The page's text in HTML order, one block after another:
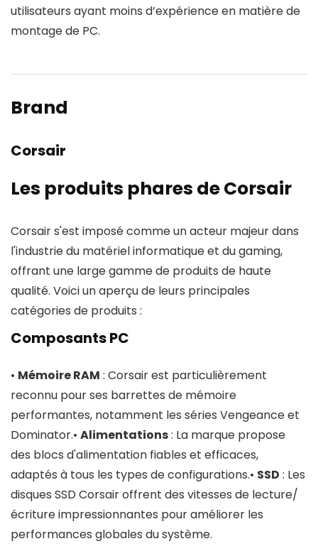
utilisateurs ayant moins d’expérience en matière de
montage de PC.
Brand
Corsair
Les produits phares de Corsair
Corsair s'est imposé comme un acteur majeur dans
l'industrie du matériel informatique et du gaming,
offrant une large gamme de produits de haute
qualité. Voici un aperçu de leurs principales
catégories de produits :
Composants PC
• Mémoire RAM : Corsair est particulièrement
reconnu pour ses barrettes de mémoire
performantes, notamment les séries Vengeance et
Dominator.• Alimentations: La marque propose
des blocs d'alimentation fiables et efficaces,
adaptés à tous les types de configurations.• SSD : Les
disques SSD Corsair offrent des vitesses de lecture/
écriture impressionnantes pour améliorer les
performances globales du système.